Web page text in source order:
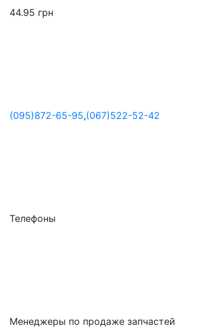
44.95 грн
(095)872-65-95,(067)522-52-42
Телефоны
Менеджеры по продаже запчастей